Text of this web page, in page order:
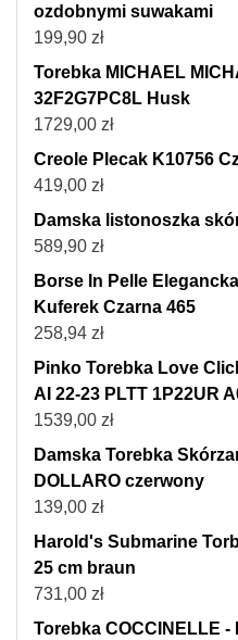
ozdobnymi suwakami
199,90 zł
Torebka MICHAEL
32F2G7PC8L Husk
1729,00 zł
Creole Plecak K10756
419,00 zł
Damska listonoszka
589,90 zł
Borse In Pelle
Kuferek Czarna 465
258,94 zł
Pinko Torebka Love
AI 22-23 PLTT 1P22UR
1539,00 zł
Damska Torebka
DOLLARO czerwony
139,00 zł
Harold's Submarine
25 cm braun
731,00 zł
Torebka COCCINELLE